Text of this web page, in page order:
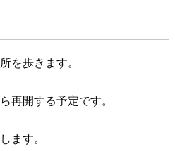
を歩きます。
再開する予定です。
ます。